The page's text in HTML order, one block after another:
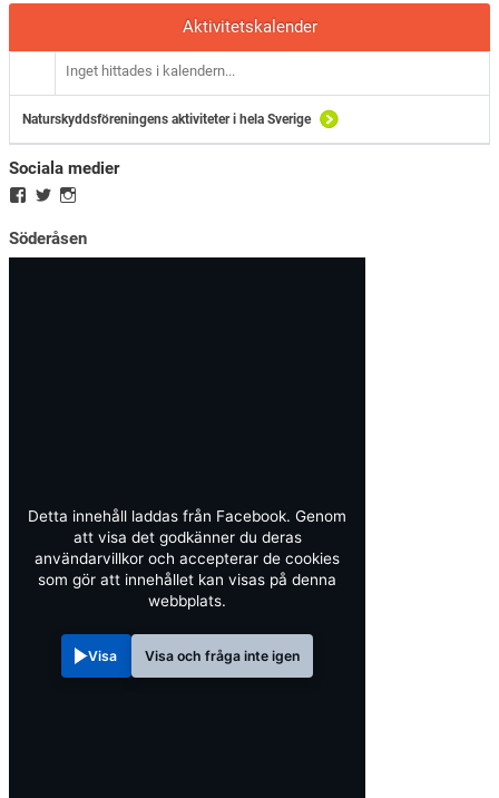
Aktivitetskalender
Inget hittades i kalendern...
Naturskyddsföreningens aktiviteter i hela Sverige
Sociala medier
Söderåsen
Detta innehåll laddas från Facebook. Genom
att visa det godkänner du deras
användarvillkor och accepterar de cookies
som gör att innehållet kan visas på denna
webbplats.
Visa Visa och fråga inte igen